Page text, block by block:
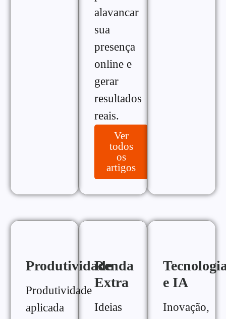
alavancar
sua
presença
online e
gerar
resultados
reais.
Ver
todos
os
artigos
Produtividade
Produtividade
aplicada
Renda
Extra
Ideias
e IA
Inovação,